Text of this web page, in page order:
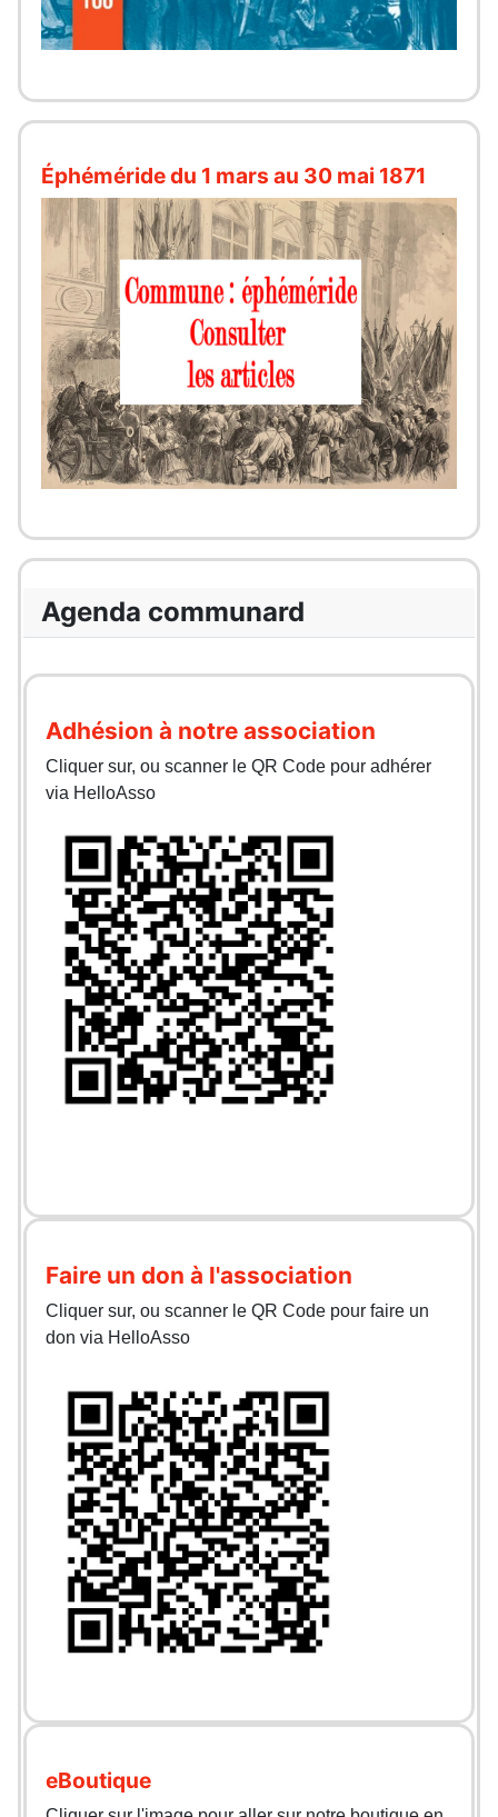
Éphéméride du 1 mars au 30 mai 1871
Agenda communard
Adhésion à notre association
Cliquer sur, ou scanner le QR Code pour adhérer
via HelloAsso
Faire un don à l'association
Cliquer sur, ou scanner le QR Code pour faire un
don via HelloAsso
eBoutique